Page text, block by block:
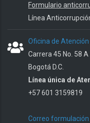
Formulario
Línea
Oficina de
Carrera 45 No. 58
Bogotá D.C.
Línea única de
+57 601 3159819
Correo formulación